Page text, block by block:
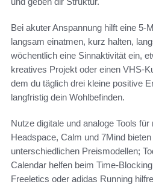
Bei akuter Anspannung hilft eine 5-
langsam einatmen, kurz halten,
wöchentlich eine Sinnaktivität ein,
kreatives Projekt oder einen VHS-
dem du täglich drei kleine positive
langfristig dein Wohlbefinden.
Nutze digitale und analoge Tools
Headspace, Calm und 7Mind
unterschiedlichen Preismodellen;
Calendar helfen beim Time-
Freeletics oder adidas Running